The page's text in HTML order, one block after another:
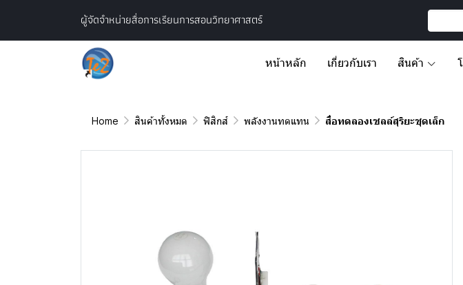
ผู้จัดจำหน่ายสื่อการเรียนการสอนวิทยาศาสตร์
หน้าหลัก เกี่ยวกับเรา สินค้า
Home สินค้าทั้งหมด ฟิสิกส์ พลังงานทดแทน สื่อทดลองเซลล์สุริยะชุดเล็ก